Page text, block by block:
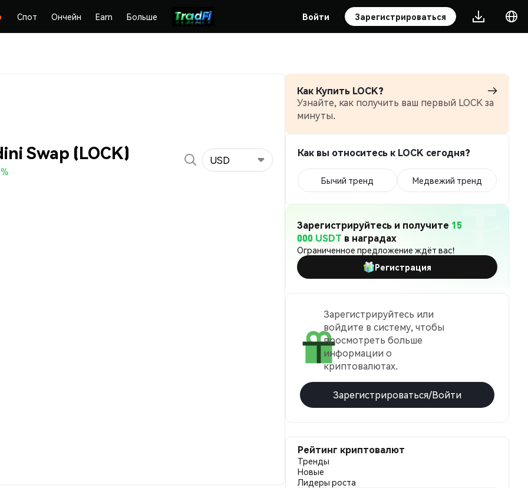
Спот Ончейн Earn Больше Войти Зарегистрироваться
Swap (LOCK) USD
Как Купить LOCK?
Узнайте, как получить ваш первый LOCK за
минуты.
Как вы относитесь к LOCK сегодня?
Бычий тренд Медвежий тренд
Зарегистрируйтесь и получите 15
000 USDT в наградах
Ограниченное предложение ждёт вас!
Регистрация
Зарегистрируйтесь или
войдите в систему, чтобы
просмотреть больше
информации о
криптовалютах.
Зарегистрироваться/Войти
Рейтинг криптовалют
Тренды
Новые
Лидеры роста